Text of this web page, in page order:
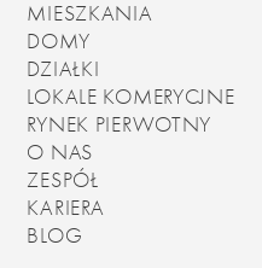
MIESZKANIA
DOMY
DZIAŁKI
LOKALE KOMERYCJNE
RYNEK PIERWOTNY
O NAS
ZESPÓŁ
KARIERA
BLOG